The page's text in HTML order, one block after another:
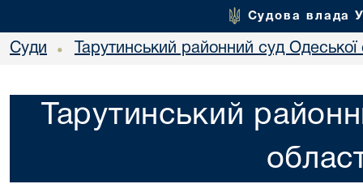
Судова влада
Суди • Тарутинський районний суд Одеської
Тарутинський